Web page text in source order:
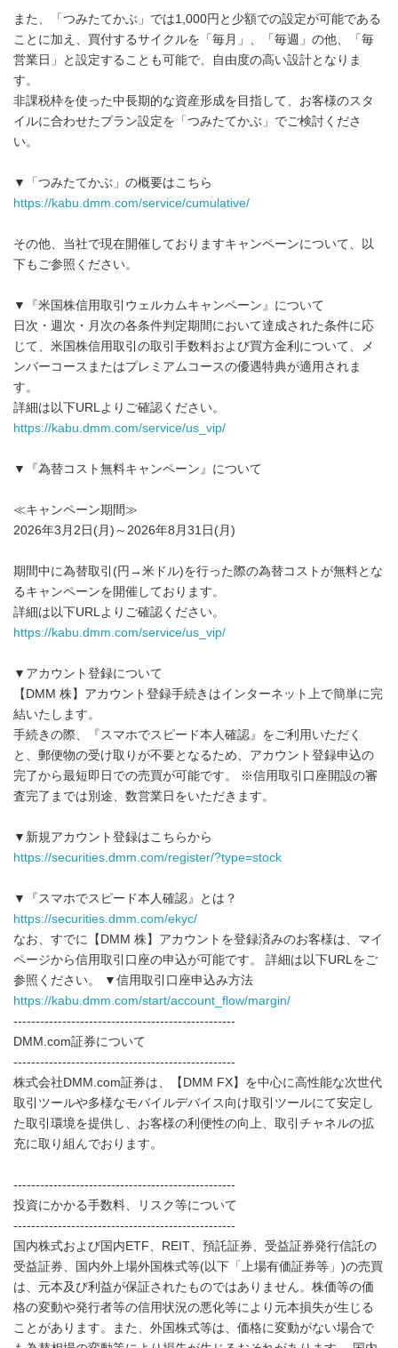
また、「つみたてかぶ」では1,000円と少額での設定が可能である
ことに加え、買付するサイクルを「毎月」、「毎週」の他、「毎
営業日」と設定することも可能で、自由度の高い設計となりま
す。
非課税枠を使った中長期的な資産形成を目指して、お客様のスタ
イルに合わせたプラン設定を「つみたてかぶ」でご検討くださ
い。
▼「つみたてかぶ」の概要はこちら
https://kabu.dmm.com/service/cumulative/
その他、当社で現在開催しておりますキャンペーンについて、以
下もご参照ください。
▼『米国株信用取引ウェルカムキャンペーン』について
日次・週次・月次の各条件判定期間において達成された条件に応
じて、米国株信用取引の取引手数料および買方金利について、メ
ンバーコースまたはプレミアムコースの優遇特典が適用されま
す。
詳細は以下URLよりご確認ください。
https://kabu.dmm.com/service/us_vip/
▼『為替コスト無料キャンペーン』について
≪キャンペーン期間≫
2026年3月2日(月)～2026年8月31日(月)
期間中に為替取引(円→米ドル)を行った際の為替コストが無料とな
るキャンペーンを開催しております。
詳細は以下URLよりご確認ください。
https://kabu.dmm.com/service/us_vip/
▼アカウント登録について
【DMM 株】アカウント登録手続きはインターネット上で簡単に完
結いたします。
手続きの際、『スマホでスピード本人確認』をご利用いただく
と、郵便物の受け取りが不要となるため、アカウント登録申込の
完了から最短即日での売買が可能です。 ※信用取引口座開設の審
査完了までは別途、数営業日をいただきます。
▼新規アカウント登録はこちらから
https://securities.dmm.com/register/?type=stock
▼『スマホでスピード本人確認』とは？
https://securities.dmm.com/ekyc/
なお、すでに【DMM 株】アカウントを登録済みのお客様は、マイ
ページから信用取引口座の申込が可能です。 詳細は以下URLをご
参照ください。 ▼信用取引口座申込み方法
https://kabu.dmm.com/start/account_flow/margin/
--------------------------------------------------
DMM.com証券について
--------------------------------------------------
株式会社DMM.com証券は、【DMM FX】を中心に高性能な次世代
取引ツールや多様なモバイルデバイス向け取引ツールにて安定し
た取引環境を提供し、お客様の利便性の向上、取引チャネルの拡
充に取り組んでおります。
--------------------------------------------------
投資にかかる手数料、リスク等について
--------------------------------------------------
国内株式および国内ETF、REIT、預託証券、受益証券発行信託の
受益証券、国内外上場外国株式等(以下「上場有価証券等」)の売買
は、元本及び利益が保証されたものではありません。株価等の価
格の変動や発行者等の信用状況の悪化等により元本損失が生じる
ことがあります。また、外国株式等は、価格に変動がない場合で